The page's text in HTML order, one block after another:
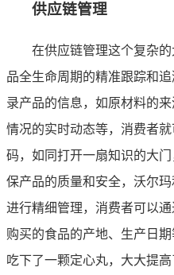
供应链管理
在供应链管理这个复杂
品全生命周期的精准跟踪和
录产品的信息，如原材料的
情况的实时动态等，消费者
码，如同打开一扇知识的大
保产品的质量和安全，沃尔
进行精细管理，消费者可以
购买的食品的产地、生产日
吃下了一颗定心丸，大大提